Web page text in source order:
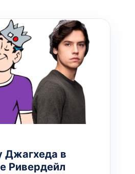
Джагхеда в
Ривердейл